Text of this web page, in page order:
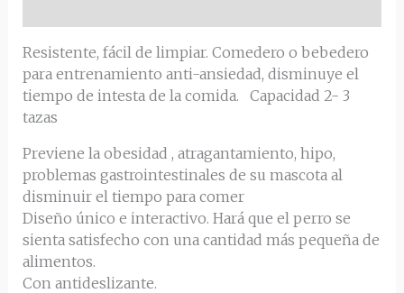
Resistente, fácil de limpiar. Comedero o bebedero
para entrenamiento anti-ansiedad, disminuye el
tiempo de intesta de la comida. Capacidad 2- 3
tazas
Previene la obesidad , atragantamiento, hipo,
problemas gastrointestinales de su mascota al
disminuir el tiempo para comer
Diseño único e interactivo. Hará que el perro se
sienta satisfecho con una cantidad más pequeña de
alimentos.
Con antideslizante.